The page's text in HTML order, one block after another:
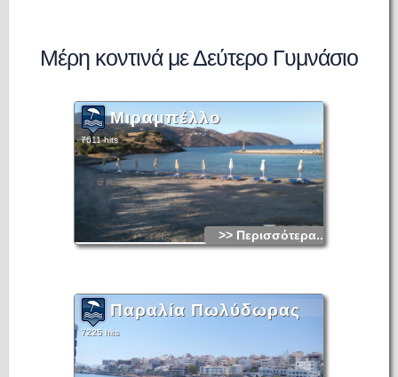
Μέρη κοντινά με Δεύτερο Γυμνάσιο
Μιραμπέλλο
7611 hits
>> Περισσότερα...
Παραλία Πωλύδωρας
7225 hits